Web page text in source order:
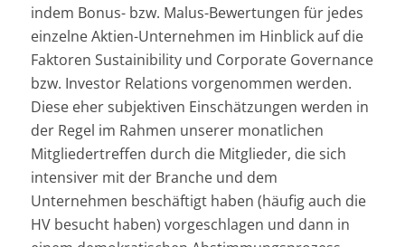
indem Bonus- bzw. Malus-Bewertungen für jedes
einzelne Aktien-Unternehmen im Hinblick auf die
Faktoren Sustainibility und Corporate Governance
bzw. Investor Relations vorgenommen werden.
Diese eher subjektiven Einschätzungen werden in
der Regel im Rahmen unserer monatlichen
Mitgliedertreffen durch die Mitglieder, die sich
intensiver mit der Branche und dem
Unternehmen beschäftigt haben (häufig auch die
HV besucht haben) vorgeschlagen und dann in